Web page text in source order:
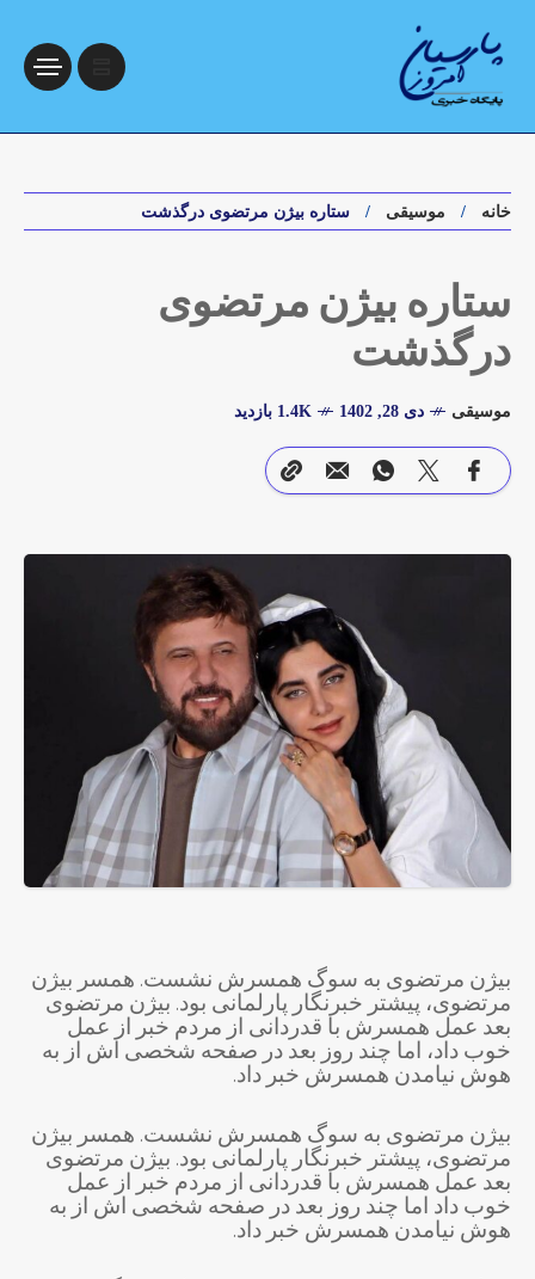
خانه موسیقی ستاره بیژن مرتضوی درگذشت
ستاره بیژن مرتضوی
درگذشت
موسیقی دی 28, 1402 1.4K بازدید
بیژن مرتضوی به سوگ همسرش نشست. همسر بیژن
مرتضوی، پیشتر خبرنگار پارلمانی بود. بیژن مرتضوی
بعد عمل همسرش با قدردانی از مردم خبر از عمل
خوب داد، اما چند روز بعد در صفحه شخصی اش از به
هوش نیامدن همسرش خبر داد.
بیژن مرتضوی به سوگ همسرش نشست. همسر بیژن
مرتضوی، پیشتر خبرنگار پارلمانی بود. بیژن مرتضوی
بعد عمل همسرش با قدردانی از مردم خبر از عمل
خوب داد اما چند روز بعد در صفحه شخصی اش از به
هوش نیامدن همسرش خبر داد.